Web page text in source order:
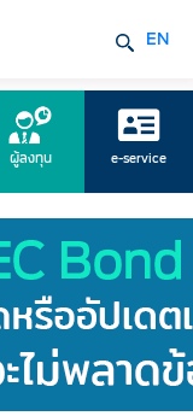
EN
ผู้ลงทุน e-service